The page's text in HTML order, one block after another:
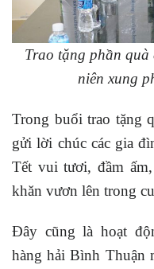
Trao tặng phần
niên xung
Trong buổi trao tặng
gửi lời chúc các gia
Tết vui tươi, đầm
khăn vươn lên trong
Đây cũng là hoạt
hàng hải Bình Thuận